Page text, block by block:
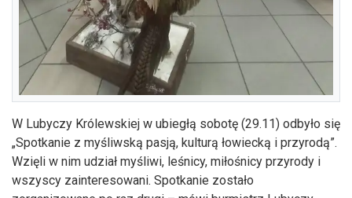
W Lubyczy Królewskiej w ubiegłą sobotę (29.11) odbyło się
„Spotkanie z myśliwską pasją, kulturą łowiecką i przyrodą”.
Wzięli w nim udział myśliwi, leśnicy, miłośnicy przyrody i
wszyscy zainteresowani. Spotkanie zostało